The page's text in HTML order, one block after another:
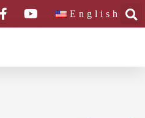
English